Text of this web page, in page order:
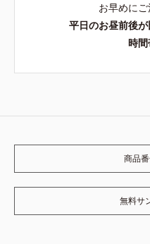
お早めにご
平日のお昼前後
時間
商品
無料サ